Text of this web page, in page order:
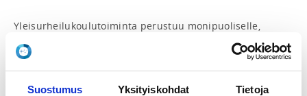
Suostumus Yksityiskohdat Tietoja
Yleisurheilukoulutoiminta perustuu monipuoliselle,
sopivasti haastavalle ja mielekkäälle liikunnalle.
Tunnilla harjoitellaan perusliikkumisen taitoja, kuten